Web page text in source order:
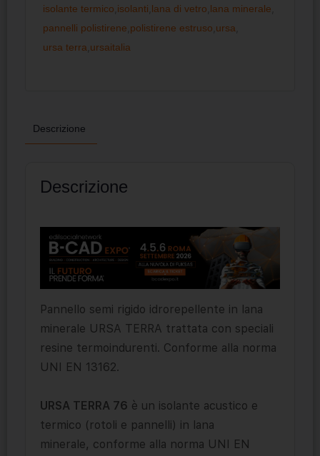
isolante termico isolanti lana di vetro lana minerale
pannelli polistirene polistirene estruso ursa
ursa terra ursaitalia
Descrizione
Descrizione
Pannello semi rigido idrorepellente in lana
minerale URSA TERRA trattata con speciali
resine termoindurenti. Conforme alla norma
UNI EN 13162.
URSA TERRA 76 è un isolante acustico e
termico (rotoli e pannelli) in lana
minerale, conforme alla norma UNI EN